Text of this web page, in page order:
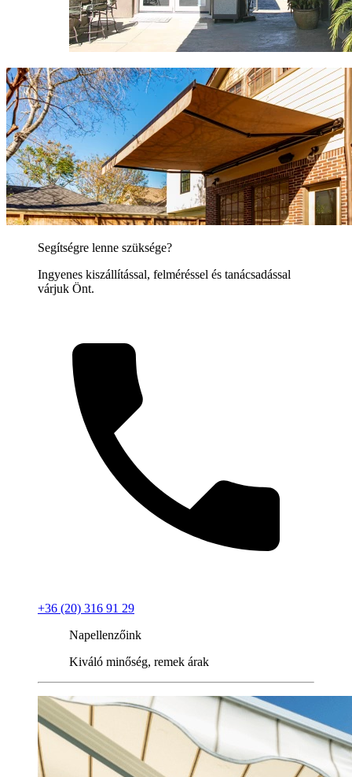
Segítségre lenne szüksége?
Ingyenes kiszállítással, felméréssel és tanácsadással
várjuk Önt.
+36 (20) 316 91 29
Napellenzőink
Kiváló minőség, remek árak